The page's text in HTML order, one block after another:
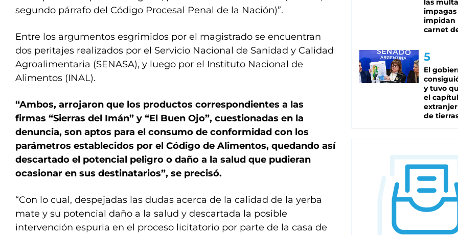
segundo párrafo del Código Procesal Penal de la Nación)”.
Entre los argumentos esgrimidos por el magistrado se encuentran
dos peritajes realizados por el Servicio Nacional de Sanidad y Calidad
Agroalimentaria (SENASA), y luego por el Instituto Nacional de
Alimentos (INAL).
“Ambos, arrojaron que los productos correspondientes a las
firmas “Sierras del Imán” y “El Buen Ojo”, cuestionadas en la
denuncia, son aptos para el consumo de conformidad con los
parámetros establecidos por el Código de Alimentos, quedando así
descartado el potencial peligro o daño a la salud que pudieran
ocasionar en sus destinatarios”, se precisó.
“Con lo cual, despejadas las dudas acerca de la calidad de la yerba
mate y su potencial daño a la salud y descartada la posible
intervención espuria en el proceso licitatorio por parte de la casa de
las
impagas
impidan
carnet
El
y tuvo
el
de